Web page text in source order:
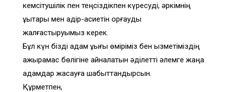
кемсітушілік пен теңсіздікпен күресуді, әркімнің
құқықтары мен қадір-қасиетін қорғауды
жалғастыруымыз керек.
Бұл күн бізді адам құқығы өміріміз бен қызметіміздің
ажырамас бөлігіне айналатын әділетті әлемге жаңа
қадамдар жасауға шабыттандырсын.
Құрметпен,